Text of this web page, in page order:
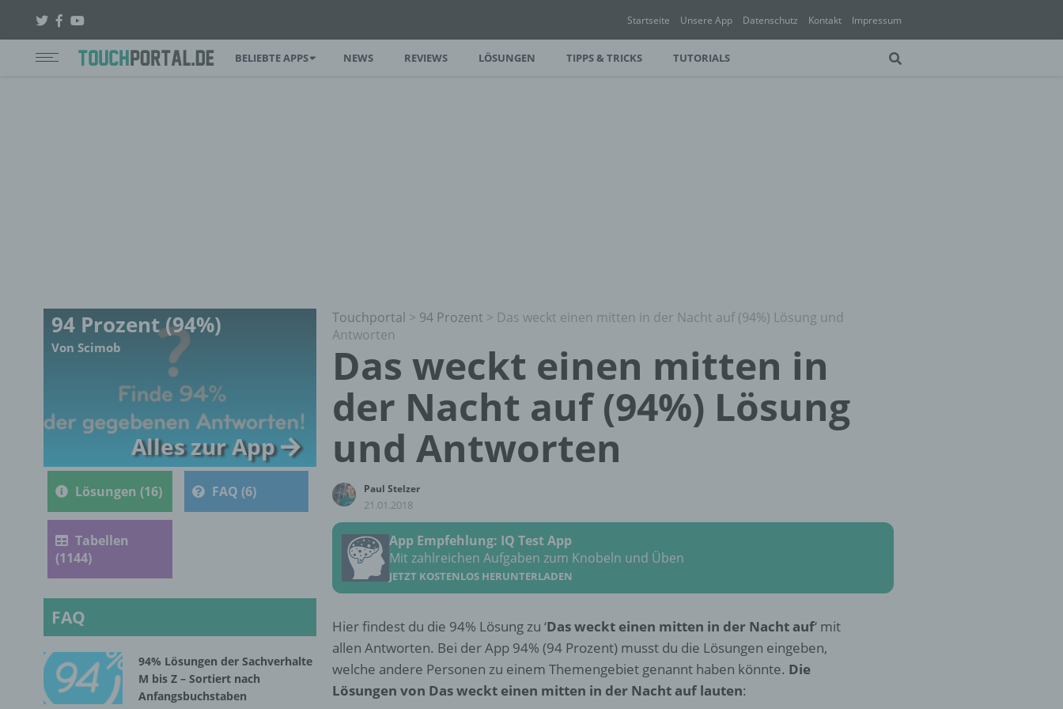
Startseite Unsere App Datenschutz Kontakt Impressum
BELIEBTE APPS NEWS REVIEWS LÖSUNGEN TIPPS & TRICKS TUTORIALS
Touchportal > 94 Prozent > Das weckt einen mitten in der Nacht auf (94%) Lösung und
Antworten
Das weckt einen mitten in
der Nacht auf (94%) Lösung
und Antworten
Paul Stelzer
21.01.2018
App Empfehlung: IQ Test App
Mit zahlreichen Aufgaben zum Knobeln und Üben
JETZT KOSTENLOS HERUNTERLADEN
Hier findest du die 94% Lösung zu ‘Das weckt einen mitten in der Nacht auf‘ mit
allen Antworten. Bei der App 94% (94 Prozent) musst du die Lösungen eingeben,
welche andere Personen zu einem Themengebiet genannt haben könnte. Die
Lösungen von Das weckt einen mitten in der Nacht auf lauten:
94 Prozent (94%)
Von Scimob
Alles zur App
Lösungen (16) FAQ (6)
Tabellen
(1144)
FAQ
94% Lösungen der Sachverhalte
M bis Z – Sortiert nach
Anfangsbuchstaben